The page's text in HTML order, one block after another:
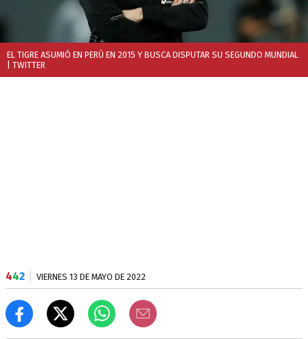
EL TIGRE ASUMIÓ EN PERÚ EN 2015 Y BUSCA DISPUTAR SU SEGUNDO MUNDIAL
| TWITTER
442 VIERNES 13 DE MAYO DE 2022